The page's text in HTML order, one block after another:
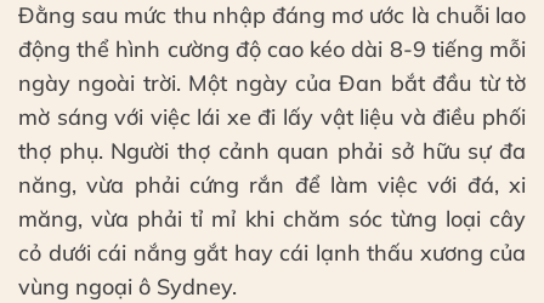
Đằng sau mức thu nhập đáng mơ ước là chuỗi lao
động thể hình cường độ cao kéo dài 8-9 tiếng mỗi
ngày ngoài trời. Một ngày của Đan bắt đầu từ tờ
mờ sáng với việc lái xe đi lấy vật liệu và điều phối
thợ phụ. Người thợ cảnh quan phải sở hữu sự đa
năng, vừa phải cứng rắn để làm việc với đá, xi
măng, vừa phải tỉ mỉ khi chăm sóc từng loại cây
cỏ dưới cái nắng gắt hay cái lạnh thấu xương của
vùng ngoại ô Sydney.